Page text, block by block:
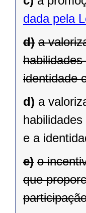
dada pela
d) a
identidade
d) a
e a
e) o
que